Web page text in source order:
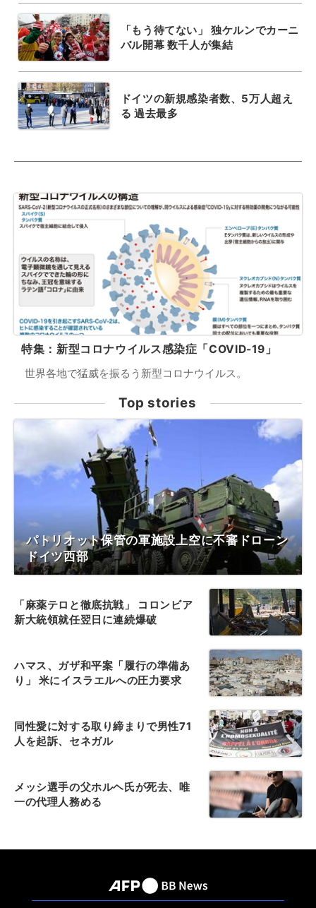
「もう待てない」 独ケルンでカーニ
バル開幕 数千人が集結
ドイツの新規感染者数、5万人超え
る 過去最多
特集：新型コロナウイルス感染症「COVID-19」
世界各地で猛威を振るう新型コロナウイルス。
Top stories
パトリオット保管の軍施設上空に不審ドローン
ドイツ西部
「麻薬テロと徹底抗戦」 コロンビア
新大統領就任翌日に連続爆破
ハマス、ガザ和平案「履行の準備あ
り」 米にイスラエルへの圧力要求
同性愛に対する取り締まりで男性71
人を起訴、セネガル
メッシ選手の父ホルヘ氏が死去、唯
一の代理人務める